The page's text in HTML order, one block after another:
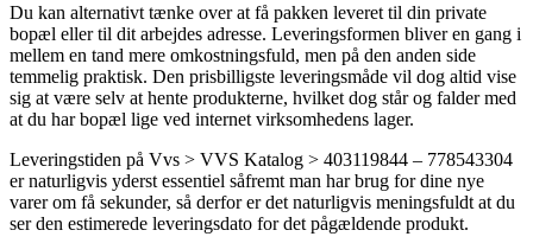
Du kan alternativt tænke over at få pakken leveret til din private
bopæl eller til dit arbejdes adresse. Leveringsformen bliver en gang i
mellem en tand mere omkostningsfuld, men på den anden side
temmelig praktisk. Den prisbilligste leveringsmåde vil dog altid vise
sig at være selv at hente produkterne, hvilket dog står og falder med
at du har bopæl lige ved internet virksomhedens lager.
Leveringstiden på Vvs > VVS Katalog > 403119844 – 778543304
er naturligvis yderst essentiel såfremt man har brug for dine nye
varer om få sekunder, så derfor er det naturligvis meningsfuldt at du
ser den estimerede leveringsdato for det pågældende produkt.